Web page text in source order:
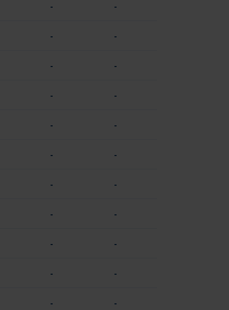
- -
- -
- -
- -
- -
- -
- -
- -
- -
- -
- -